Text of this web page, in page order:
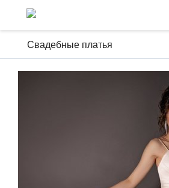
Свадебные платья